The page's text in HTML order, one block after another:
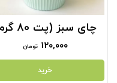
چای سبز (پت 80 گرم)
۱۲۰,۰۰۰ تومان
خرید